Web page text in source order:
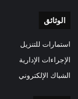
الوثائق
استمارات للتنزيل
الإجراءات الإدارية
الشباك الإلكتروني